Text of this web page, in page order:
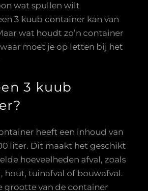
wat spullen wilt
3 kuub container kan van
wat houdt zo’n container
moet je op letten bij het
3 kuub
heeft een inhoud van
liter. Dit maakt het geschikt
hoeveelheden afval, zoals
hout, tuinafval of bouwafval.
grootte van de container